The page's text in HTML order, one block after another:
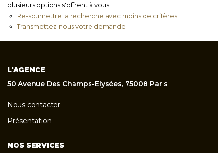
CONTACT
plusieurs options s'offrent à vous :
Re-soumettre la recherche avec moins de critères.
Transmettez-nous votre demande
L'AGENCE
50 Avenue Des Champs-Elysées, 75008 Paris
Nous contacter
Présentation
NOS SERVICES